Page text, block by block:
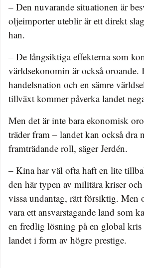
– Den nuvarande situationen är
oljeimporter uteblir är ett direkt
han.
– De långsiktiga effekterna som
världsekonomin är också oroande.
handelsnation och en sämre
tillväxt kommer påverka landet
Men det är inte bara ekonomisk
träder fram – landet kan också dra
framträdande roll, säger Jerdén.
– Kina har väl ofta haft en lite
den här typen av militära kriser
vissa undantag, rätt försiktig. Men
vara ett ansvarstagande land som
en fredlig lösning på en global kris
landet i form av högre prestige.